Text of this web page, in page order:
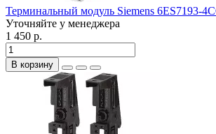
Терминальный модуль Siemens 6ES7193-
Уточняйте у менеджера
1 450 р.
В корзину